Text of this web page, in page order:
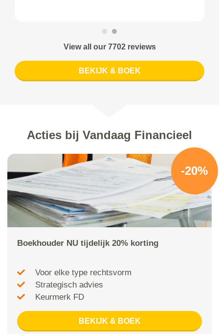
View all our 7702 reviews
BEKIJK & BOEK
Acties bij Vandaag Financieel
-20%
Boekhouder NU tijdelijk 20% korting
Voor elke type rechtsvorm
Strategisch advies
Keurmerk FD
BEKIJK & BOEK